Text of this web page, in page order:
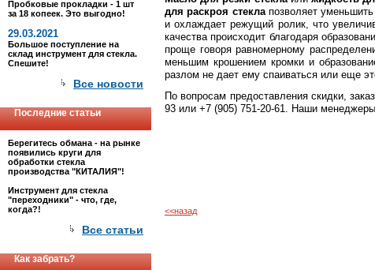
Пробковые прокладки - 1 шт
за 18 копеек. Это выгодно!
29.03.2021
Большое поступление на
склад инструмент для стекла.
Спешите!
Все новости
Последние статьи
Берегитесь обмана - на рынке
появились круги для
обработки стекла
производства "КИТАЛИЯ"!
Инструмент для стекла
"переходники" - что, где,
когда?!
Все статьи
Как забрать?
для раскроя стеклапозволяет уменьшить
и охлаждает режущий ролик, что
качества происходит благодаря
проще говоря равномерному
меньшим крошением кромки и
разлом не дает ему спаиваться или еще
По вопросам предоставления скидки,
93 или +7 (905) 751-20-61. Наши
<<назад